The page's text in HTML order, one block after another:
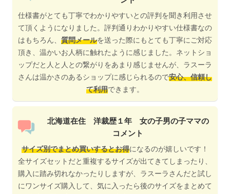
仕様書がとても丁寧でわかりやすいとの評判を聞き利用させ
て頂くようになりました。評判通りわかりやすい仕様書なの
はもちろん、 質問メールを送った際にもとても丁寧にご対応
頂き、温かいお人柄に触れたように感じました。ネットショ
ップだと人と人との繋がりをあまり感じませんが、ラスーラ
さんは温かさのあるショップに感じられるので安心、信頼し
て利用できます。
北海道在住 洋裁歴１年 女の子男の子ママの
コメント
サイズ別でまとめ買いするとお得になるのが嬉しいです！
全サイズセットだと重複するサイズが出てきてしまったり、
購入に踏み切れなかったりしますが、ラスーラさんだと試し
にワンサイズ購入して、気に入ったら後のサイズをまとめて